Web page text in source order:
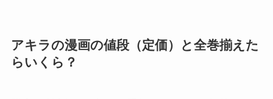
アキラの漫画の値段（定価）と全巻揃えた
らいくら？